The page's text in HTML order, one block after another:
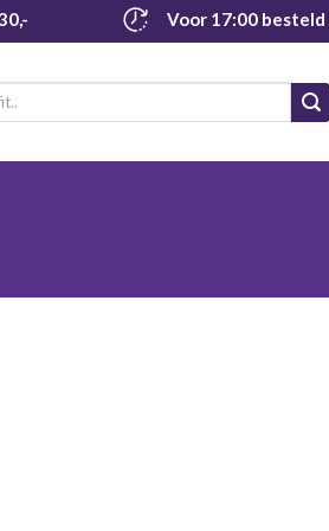
Voor 17:00 besteld